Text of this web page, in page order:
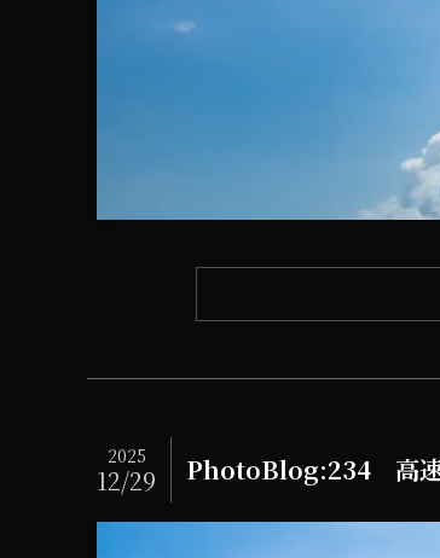
PhotoBlog:234 高
2025
12/29